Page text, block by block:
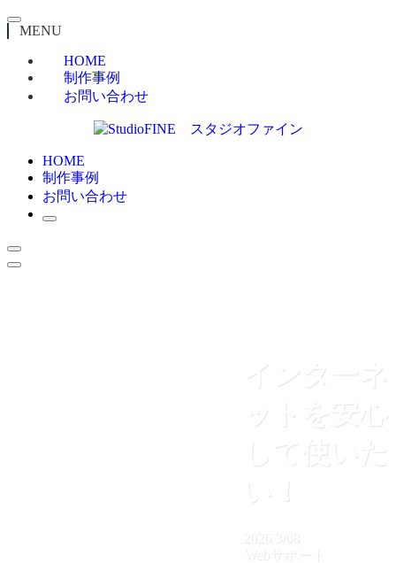
MENU
HOME
制作事例
お問い合わせ
HOME
制作事例
お問い合わせ
インターネ
ットを安心
して使いた
い！
2026
3/08
Webサポート